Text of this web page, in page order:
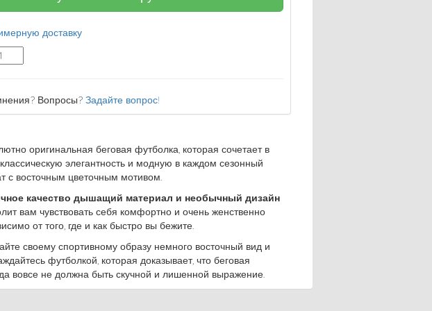
доставку
Вопросы?Задайте вопрос!
оригинальная беговая футболка, которая сочетает в
элегантность и модную в каждом сезонный
с восточным цветочным мотивом.
качество дышащий материал и необычный дизайн
вам чувствовать себя комфортно и очень женственно
от того, где и как быстро вы бежите.
своему спортивному образу немного восточный вид и
футболкой, которая доказывает, что беговая
вовсе не должна быть скучной и лишенной выражение.